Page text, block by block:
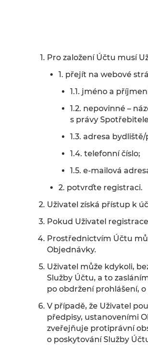
Pro založení Účtu musí
1. přejít na webové
1.1. jméno a
1.2. nepovinné –
s právy
1.3. adresa
1.4. telefonní číslo;
1.5. e-mailová
2. potvrďte registraci.
Uživatel získá přístup k
Pokud Uživatel
Prostřednictvím Účtu
Objednávky.
Uživatel může kdykoli,
Služby Účtu, a to
po obdržení prohlášení,
V případě, že Uživatel
předpisy, ustanoveními
zveřejňuje protiprávní
o poskytování Služby